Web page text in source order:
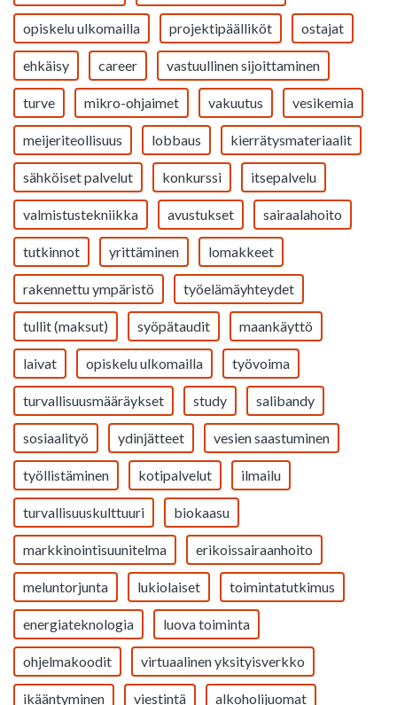
opiskelu ulkomailla projektipäälliköt ostajat
ehkäisy career vastuullinen sijoittaminen
turve mikro-ohjaimet vakuutus vesikemia
meijeriteollisuus lobbaus kierrätysmateriaalit
sähköiset palvelut konkurssi itsepalvelu
valmistustekniikka avustukset sairaalahoito
tutkinnot yrittäminen lomakkeet
rakennettu ympäristö työelämäyhteydet
tullit (maksut) syöpätaudit maankäyttö
laivat opiskelu ulkomailla työvoima
turvallisuusmääräykset study salibandy
sosiaalityö ydinjätteet vesien saastuminen
työllistäminen kotipalvelut ilmailu
turvallisuuskulttuuri biokaasu
markkinointisuunitelma erikoissairaanhoito
meluntorjunta lukiolaiset toimintatutkimus
energiateknologia luova toiminta
ohjelmakoodit virtuaalinen yksityisverkko
ikääntyminen viestintä alkoholijuomat